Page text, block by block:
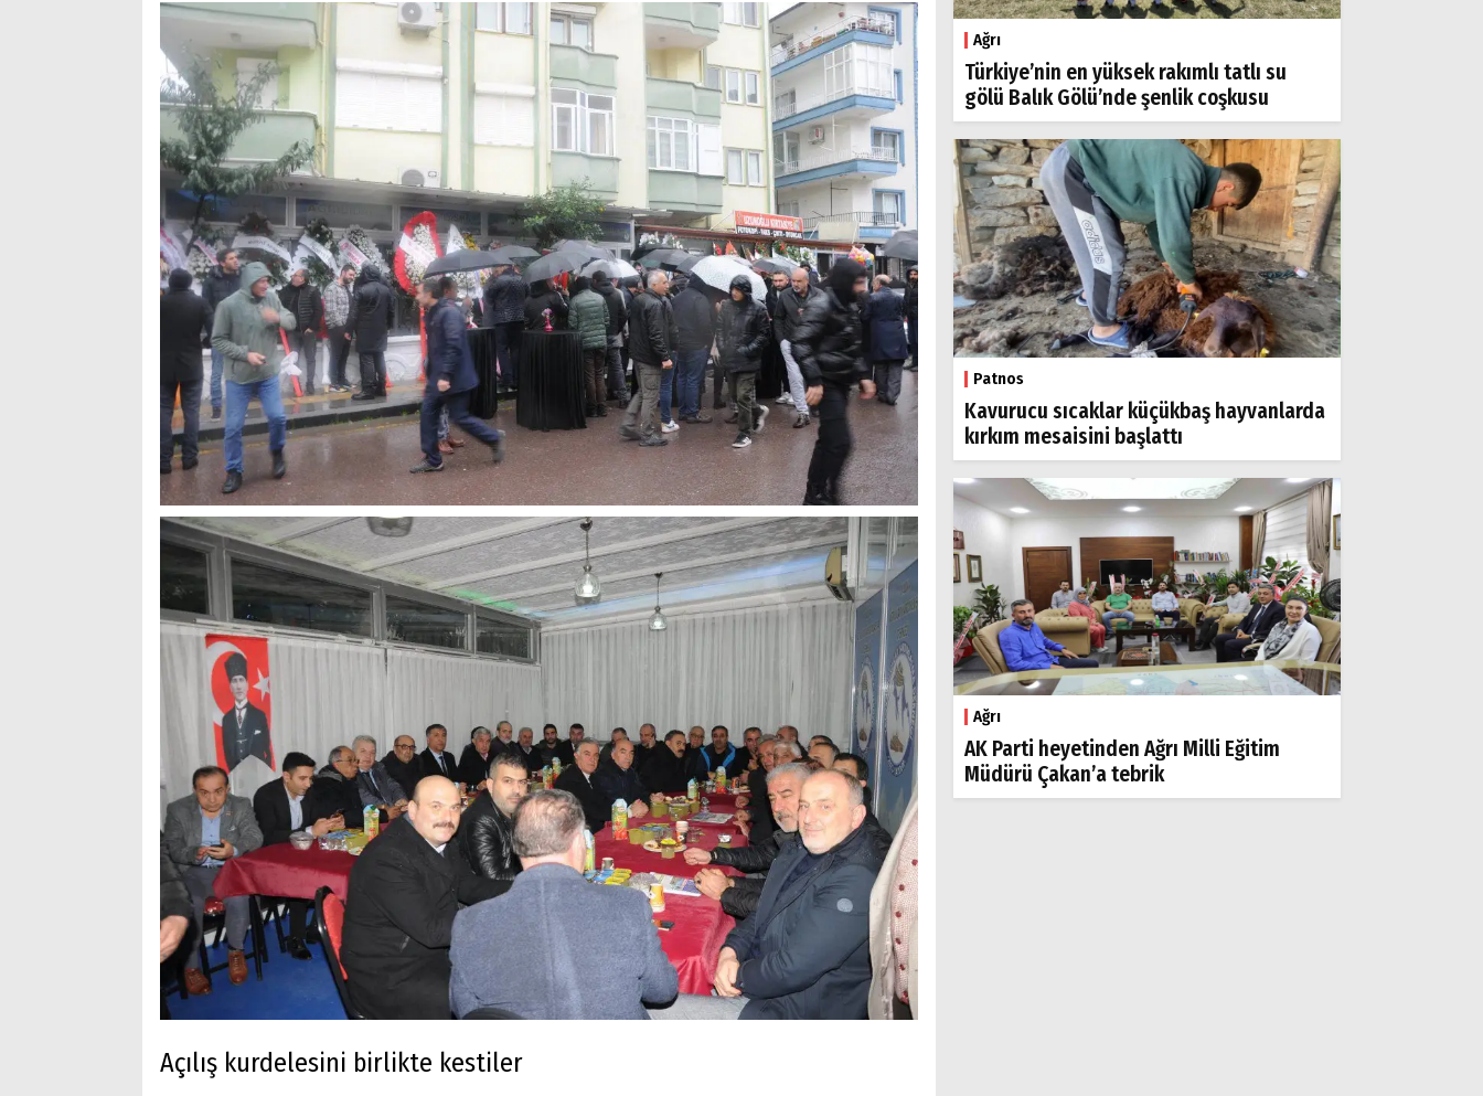
Açılış kurdelesini birlikte kestiler
Ağrı
Türkiye’nin en yüksek rakımlı tatlı su
gölü Balık Gölü’nde şenlik coşkusu
Patnos
Kavurucu sıcaklar küçükbaş hayvanlarda
kırkım mesaisini başlattı
Ağrı
AK Parti heyetinden Ağrı Milli Eğitim
Müdürü Çakan’a tebrik